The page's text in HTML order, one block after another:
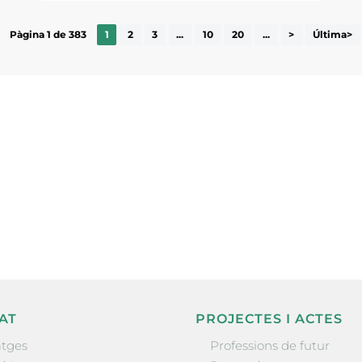
Pàgina 1 de 383 1 2 3 ... 10 20 ... > Última>
PROJECTES I ACTES
Professions de futur